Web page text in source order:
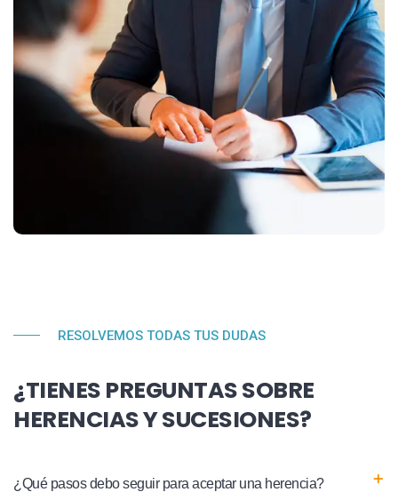
RESOLVEMOS TODAS TUS DUDAS
¿TIENES PREGUNTAS SOBRE
HERENCIAS Y SUCESIONES?
¿Qué pasos debo seguir para aceptar una herencia?